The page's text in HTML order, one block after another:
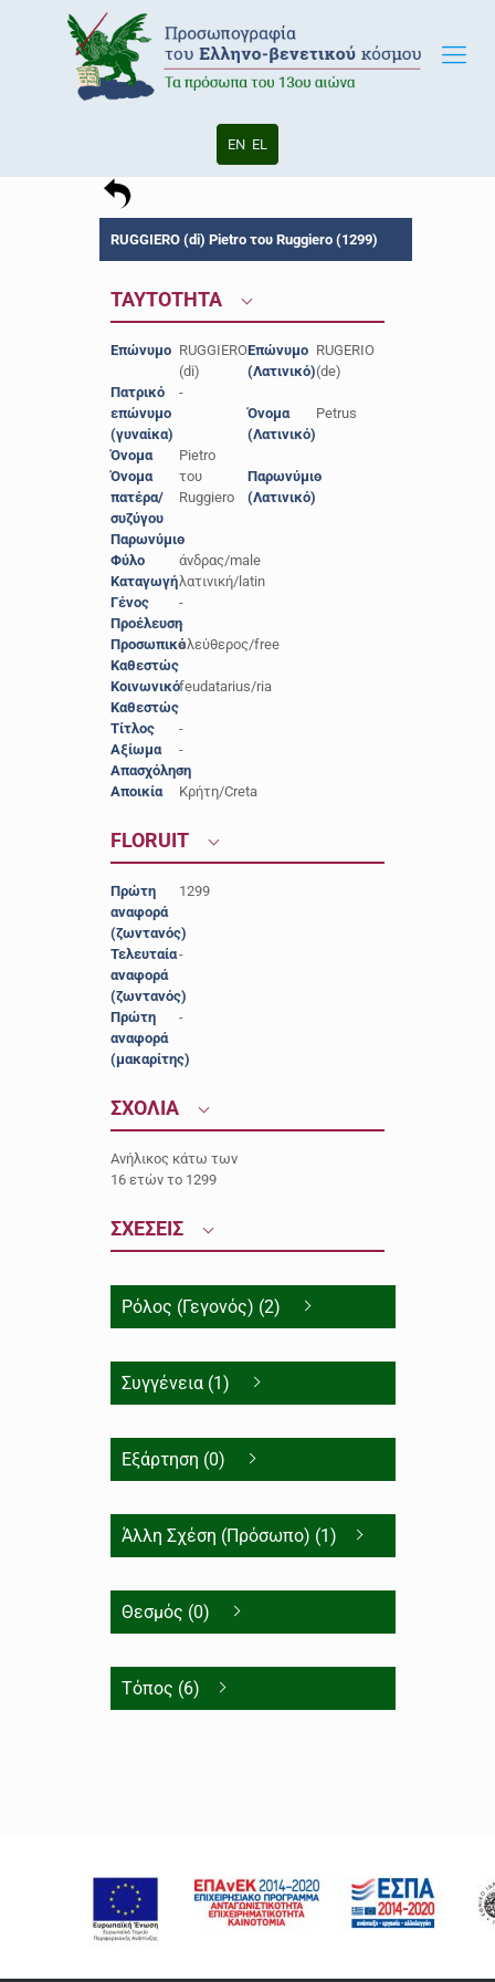
EN EL
RUGGIERO (di) Pietro του Ruggiero (1299)
ΤΑΥΤΟΤΗΤΑ
Επώνυμο RUGGIERO
(di)
Πατρικό
επώνυμο
(γυναίκα)
-
Όνομα
Pietro
Όνομα
πατέρα/
συζύγου
του
Ruggiero
Παρωνύμιο
-
Φύλο
άνδρας/male
Καταγωγήλατινική/latin
Γένος
-
Προέλευση-
Προσωπικό
Καθεστώς
ελεύθερος/free
Κοινωνικό
Καθεστώς
feudatarius/ria
Τίτλος
-
Αξίωμα
-
Απασχόληση
-
Αποικία
Κρήτη/Creta
Επώνυμο
(Λατινικό)
RUGERIO
(de)
Όνομα
(Λατινικό)
Petrus
Παρωνύμιο
(Λατινικό)
-
FLORUIT
Πρώτη
αναφορά
(ζωντανός)
1299
Τελευταία
αναφορά
(ζωντανός)
-
Πρώτη
αναφορά
(μακαρίτης)
-
ΣΧΟΛΙΑ
Ανήλικος κάτω των
16 ετών το 1299
ΣΧΕΣΕΙΣ
Ρόλος (Γεγονός) (2)
Συγγένεια (1)
Εξάρτηση (0)
Άλλη Σχέση (Πρόσωπο) (1)
Θεσμός (0)
Τόπος (6)